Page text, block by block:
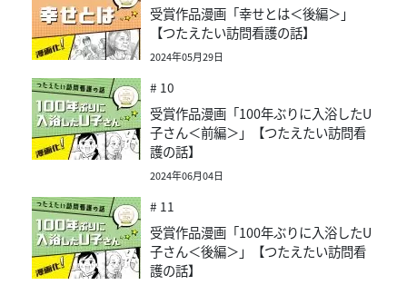
受賞作品漫画「幸せとは＜後編＞」
【つたえたい訪問看護の話】
2024年05月29日
# 10
受賞作品漫画「100年ぶりに入浴したU
子さん＜前編＞」【つたえたい訪問看
護の話】
2024年06月04日
# 11
受賞作品漫画「100年ぶりに入浴したU
子さん＜後編＞」【つたえたい訪問看
護の話】